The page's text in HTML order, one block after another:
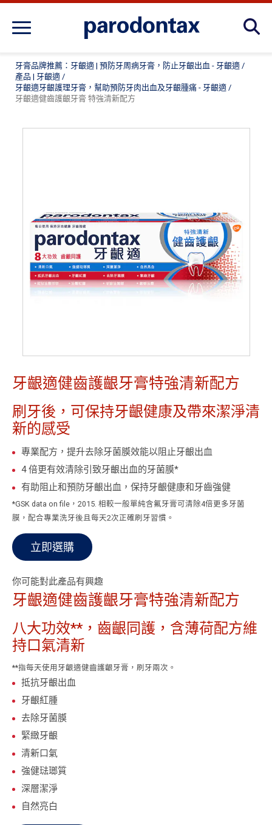
常見問題
牙膏品牌推薦：牙齦適 | 預防牙周病牙膏，防止牙齦出血 - 牙齦適 /
產品 | 牙齦適 /
牙齦適牙齦護理牙膏，幫助預防牙肉出血及牙齦腫痛 - 牙齦適 /
牙齦適健齒護齦牙膏 特強清新配方
牙齦適健齒護齦牙膏特強清新配方
刷牙後，可保持牙齦健康及帶來潔淨清
新的感受
專業配方，提升去除牙菌膜效能以阻止牙齦出血
4 倍更有效清除引致牙齦出血的牙菌膜*
有助阻止和預防牙齦出血，保持牙齦健康和牙齒強健
*GSK data on file，2015. 相較一般單純含氟牙膏可清除4倍更多牙菌
膜，配合專業洗牙後且每天2次正確刷牙習慣。
立即選購
你可能對此產品有興趣
牙齦適健齒護齦牙膏特強清新配方
八大功效**，齒齦同護，含薄荷配方維
持口氣清新
**指每天使用牙齦適健齒護齦牙膏，刷牙兩次。
抵抗牙齦出血
牙齦紅腫
去除牙菌膜
緊緻牙齦
清新口氣
強健琺瑯質
深層潔淨
自然亮白